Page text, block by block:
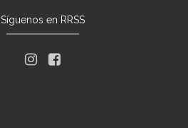
Síguenos en RRSS